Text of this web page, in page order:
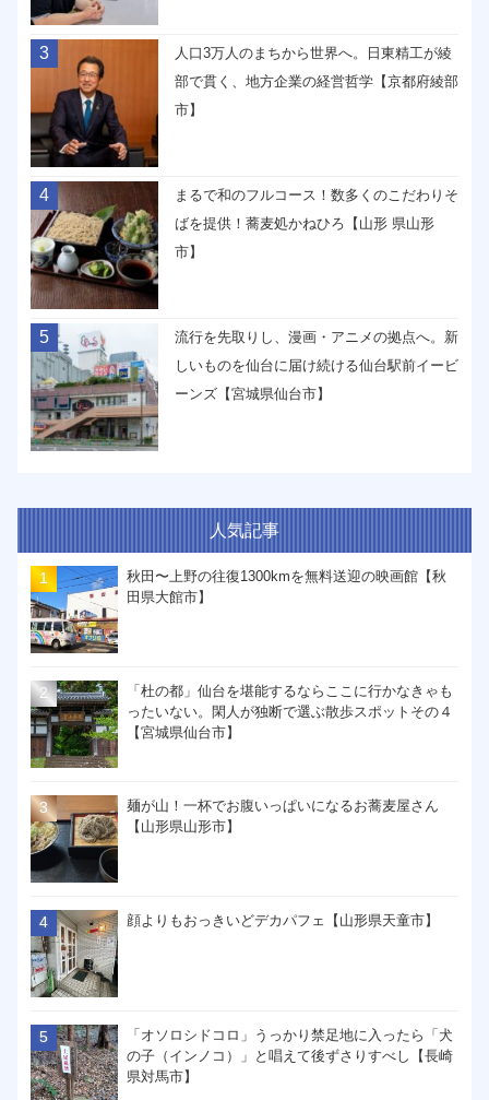
3
人口3万人のまちから世界へ。日東精工が綾
部で貫く、地方企業の経営哲学【京都府綾部
市】
4
まるで和のフルコース！数多くのこだわりそ
ばを提供！蕎麦処かねひろ【山形 県山形
市】
5
流行を先取りし、漫画・アニメの拠点へ。新
しいものを仙台に届け続ける仙台駅前イービ
ーンズ【宮城県仙台市】
人気記事
秋田〜上野の往復1300kmを無料送迎の映画館【秋
田県大館市】
「杜の都」仙台を堪能するならここに行かなきゃも
ったいない。閑人が独断で選ぶ散歩スポットその４
【宮城県仙台市】
麺が山！一杯でお腹いっぱいになるお蕎麦屋さん
【山形県山形市】
顔よりもおっきいどデカパフェ【山形県天童市】
「オソロシドコロ」うっかり禁足地に入ったら「犬
の子（インノコ）」と唱えて後ずさりすべし【長崎
県対馬市】